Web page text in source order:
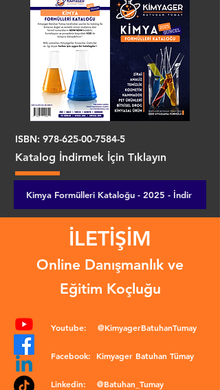
ISBN: 978-625-00-7584-5
Katalog İndirmek İçin Tıklayın
Kimya Formülleri Kataloğu - 2025 - İndir
İLETİŞİM
Online Danışmanlık ve
Eğitim Koçluğu
Youtube: @KimyagerBatuhanTumay
Facebook: Kimyager Batuhan Tümay
Linkedin: @Batuhan_Tumay